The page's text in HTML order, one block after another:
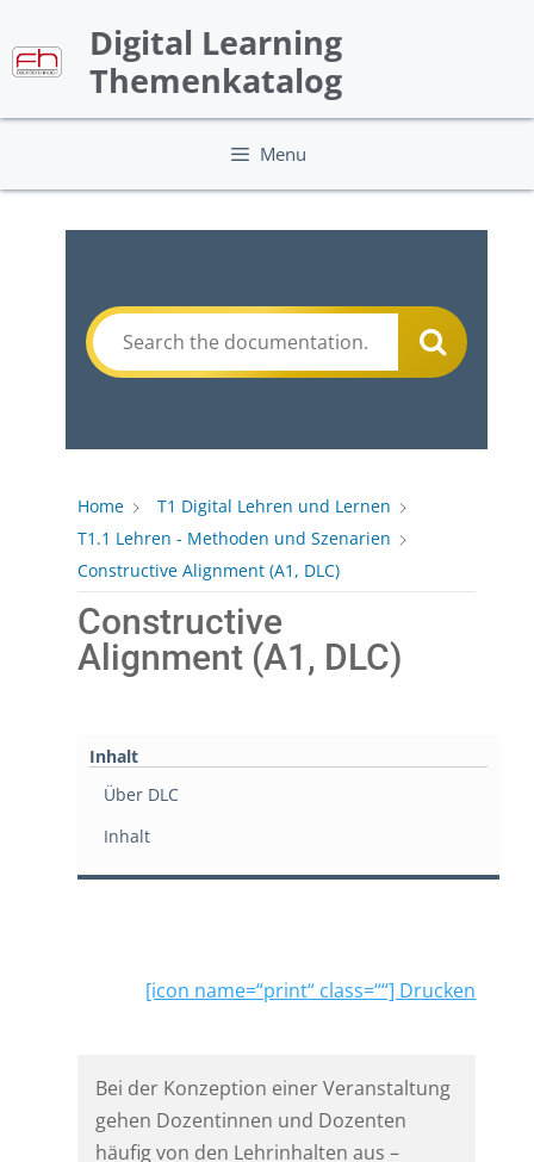
content
Digital Learning
Themenkatalog
Menu
Home
T1 Digital Lehren und Lernen
T1.1 Lehren - Methoden und Szenarien
Constructive Alignment (A1, DLC)
Constructive
Alignment (A1, DLC)
Inhalt
Über DLC
Inhalt
[icon name=“print“ class=““] Drucken
Bei der Konzeption einer Veranstaltung
gehen Dozentinnen und Dozenten
häufig von den Lehrinhalten aus –